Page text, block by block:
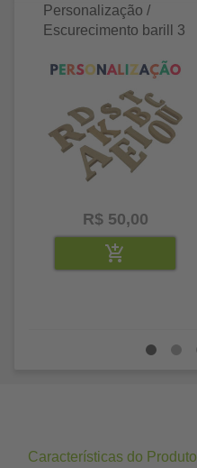
Personalização /
Escurecimento barill 3
R$ 50,00
Características do Produto